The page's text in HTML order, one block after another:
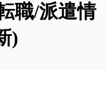
職/派遣情
)